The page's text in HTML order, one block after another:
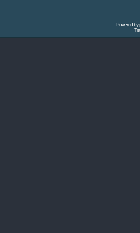
Powered by